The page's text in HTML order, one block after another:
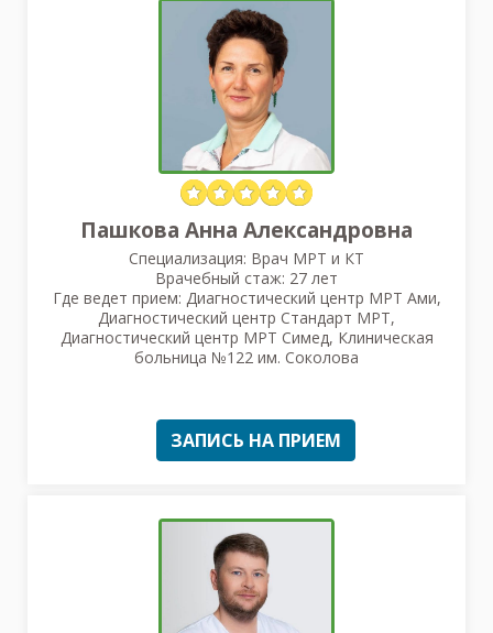
Пашкова Анна Александровна
Специализация: Врач МРТ и КТ
Врачебный стаж: 27 лет
Где ведет прием: Диагностический центр МРТ Ами,
Диагностический центр Стандарт МРТ,
Диагностический центр МРТ Симед, Клиническая
больница №122 им. Соколова
ЗАПИСЬ НА ПРИЕМ